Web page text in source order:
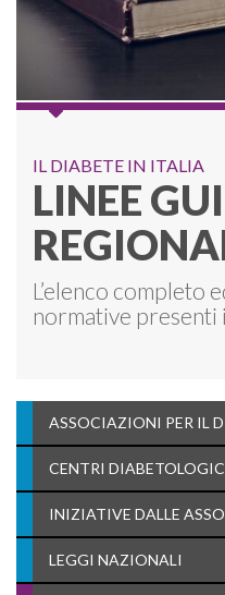
IL DIABETE IN ITALIA
LINEE
L’elenco completo
normative presenti
ASSOCIAZIONI PER IL
CENTRI
INIZIATIVE DALLE
LEGGI NAZIONALI